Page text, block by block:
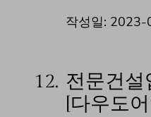
작성일:
12. 전문건설
[다우도